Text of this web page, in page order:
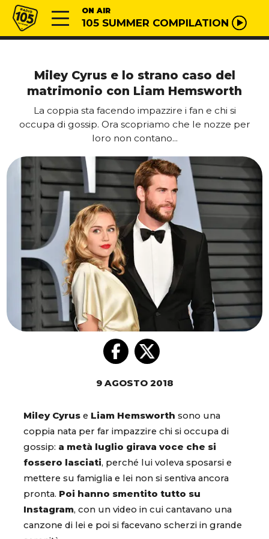
Vai al contenuto
Radio 105 ON AIR
105 SUMMER COMPILATION
Miley Cyrus e lo strano caso del
matrimonio con Liam Hemsworth
La coppia sta facendo impazzire i fan e chi si
occupa di gossip. Ora scopriamo che le nozze per
loro non contano...
9 AGOSTO 2018
Miley Cyrus e Liam Hemsworth sono una
coppia nata per far impazzire chi si occupa di
gossip: a metà luglio girava voce che si
fossero lasciati, perché lui voleva sposarsi e
mettere su famiglia e lei non si sentiva ancora
pronta. Poi hanno smentito tutto su
Instagram, con un video in cui cantavano una
canzone di lei e poi si facevano scherzi in grande